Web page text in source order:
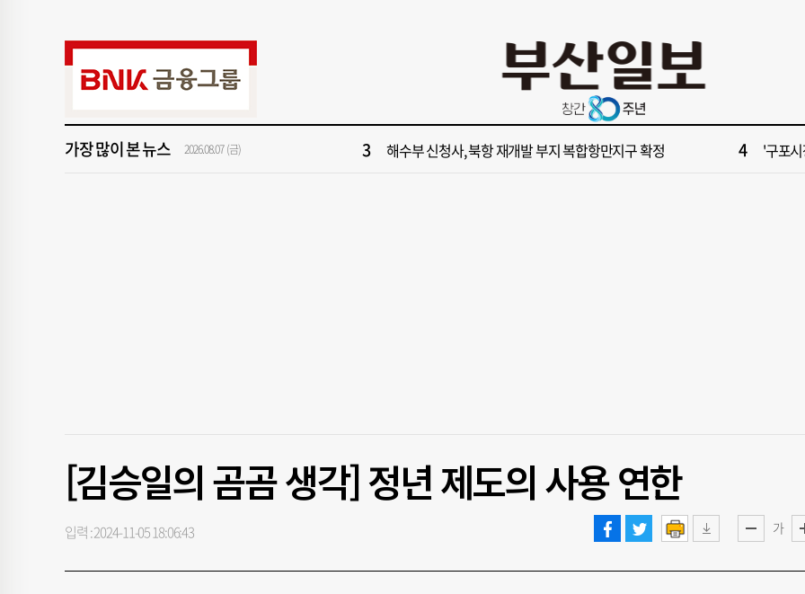
가장 많이 본 뉴스 2026.08.07 (금)
[속보] 제13호 태풍 돌핀 경로, 내주 중국 상륙…'불가마 더위' 언제까지 "아들
해수부 신청사, 북항 재개발 부지 복합항만지구 확정 '구포
5 [부산일보 오늘의 운세] 8월 5일(음 6월 23일) 6 [부산
[김승일의 곰곰 생각] 정년 제도의 사용 연한
가
입력 : 2024-11-05 18:06:43